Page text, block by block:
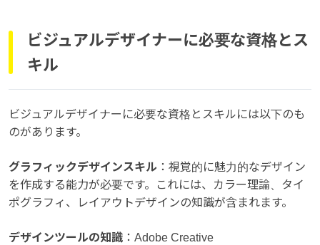
ビジュアルデザイナーに必要な資格とス
キル
ビジュアルデザイナーに必要な資格とスキルには以下のも
のがあります。
グラフィックデザインスキル ：視覚的に魅力的なデザイン
を作成する能力が必要です。これには、カラー理論、タイ
ポグラフィ、レイアウトデザインの知識が含まれます。
デザインツールの知識 ：Adobe Creative